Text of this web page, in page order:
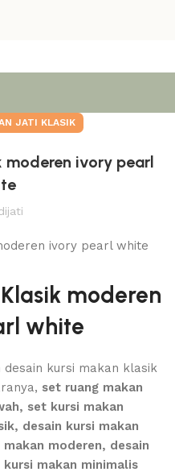
JATI KLASIK
moderen ivory pearl
moderen
white
desain kursi makan klasik
set ruang makan
set kursi makan
desain kursi makan
moderen, desain
makan minimalis